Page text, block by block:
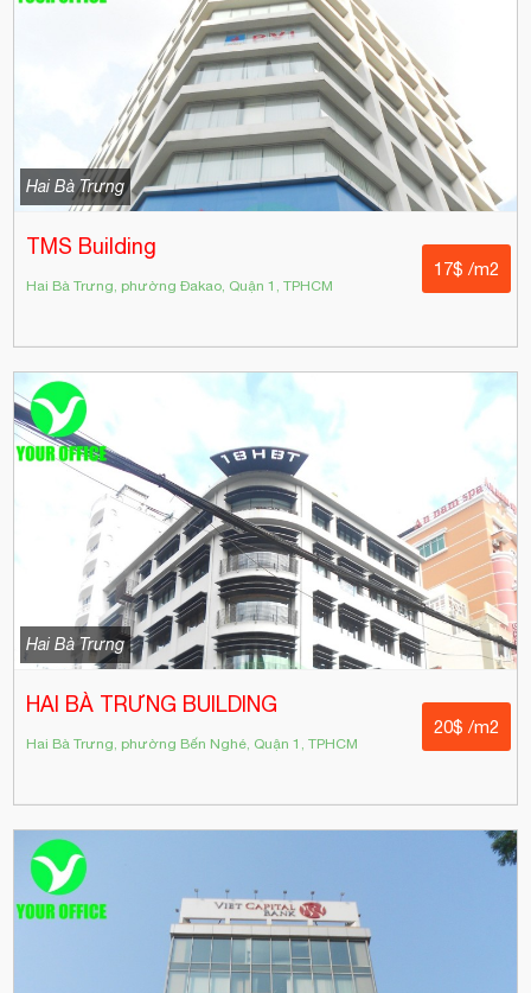
Hai Bà Trưng
TMS Building
Hai Bà Trưng, phường Đakao, Quận 1, TPHCM
17$ /m2
Hai Bà Trưng
HAI BÀ TRƯNG BUILDING
Hai Bà Trưng, phường Bến Nghé, Quận 1, TPHCM
20$ /m2